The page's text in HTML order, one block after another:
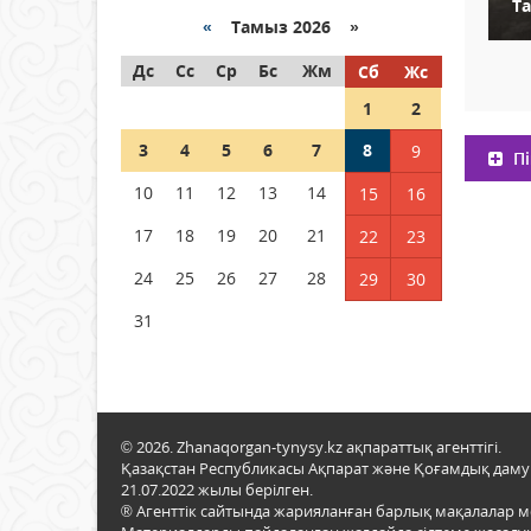
граждане Казахстана,
находящиеся за рубежом?
05 тамыз 2026 ж. 146
Шетелде жүрген Қазақстан
азаматтары қалай дауыс
бере алады?
« Тамыз 2026 »
Дс
Сс Ср Бс Жм Сб
Жс
1
2
3
4 5 6 7 8
9
10
11 12 13 14 15
16
17
18 19 20 21 22
23
24
25 26 27 28 29
30
31
© 2026. Zhanaqorgan-tynysy.kz ақпараттық агенттігі.
Қазақстан Республикасы Ақпарат және Қоғамдық даму
21.07.2022 жылы берілген.
® Агенттік сайтында жарияланған барлық